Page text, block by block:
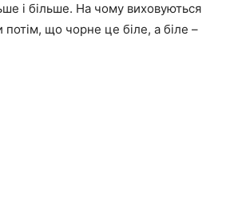
і більше. На чому виховуються
потім, що чорне це біле, а біле –